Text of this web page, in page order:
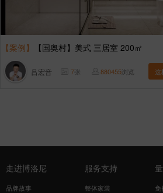
【案例】 【国奥村】美式 三居室 200㎡
吕宏音 7张 880455浏览 这
走进博洛尼
品牌故事
服务支持
整体家装
免